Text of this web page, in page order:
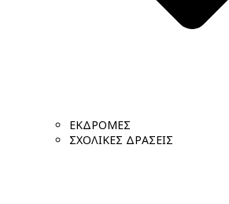
ΕΚΔΡΟΜΕΣ
ΣΧΟΛΙΚΕΣ ΔΡΑΣΕΙΣ